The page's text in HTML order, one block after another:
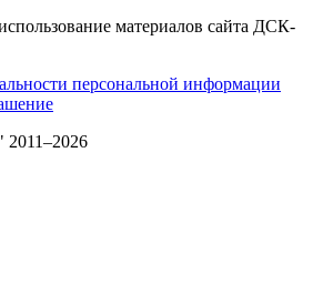
материалов сайта ДСК-
персональной информации